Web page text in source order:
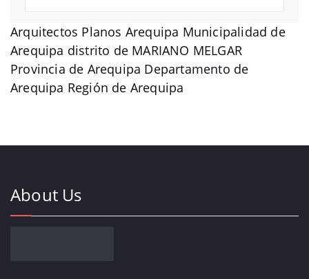
Arquitectos Planos Arequipa Municipalidad de
Arequipa distrito de MARIANO MELGAR
Provincia de Arequipa Departamento de
Arequipa Región de Arequipa
About Us